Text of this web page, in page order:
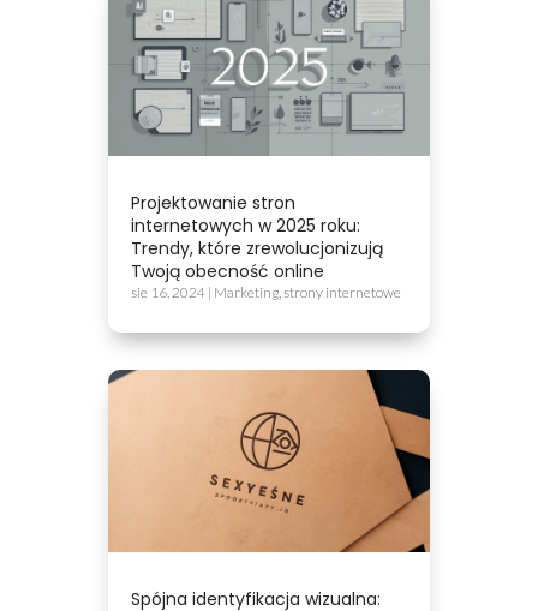
Projektowanie stron
internetowych w 2025 roku:
Trendy, które zrewolucjonizują
Twoją obecność online
sie 16, 2024 | Marketing,strony internetowe
Spójna identyfikacja wizualna: